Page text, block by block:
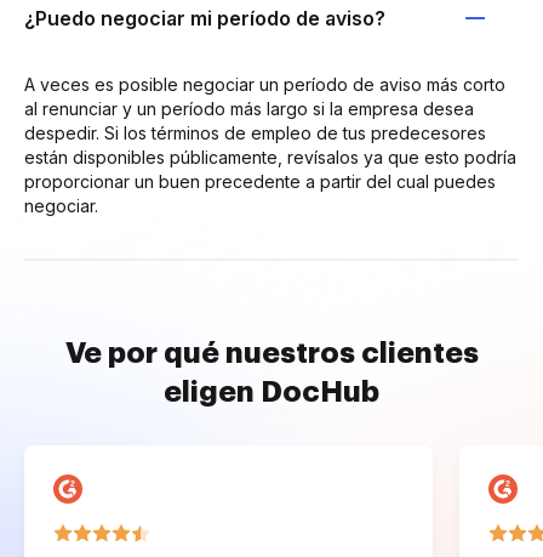
¿Puedo negociar mi período de aviso?
A veces es posible negociar un período de aviso más corto
al renunciar y un período más largo si la empresa desea
despedir. Si los términos de empleo de tus predecesores
están disponibles públicamente, revísalos ya que esto podría
proporcionar un buen precedente a partir del cual puedes
negociar.
Ve por qué nuestros clientes
eligen DocHub